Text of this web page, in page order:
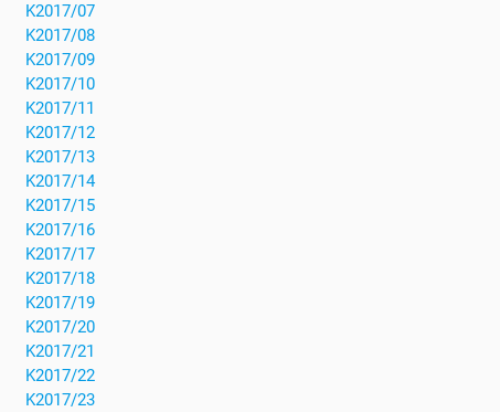
K2017/07
K2017/08
K2017/09
K2017/10
K2017/11
K2017/12
K2017/13
K2017/14
K2017/15
K2017/16
K2017/17
K2017/18
K2017/19
K2017/20
K2017/21
K2017/22
K2017/23